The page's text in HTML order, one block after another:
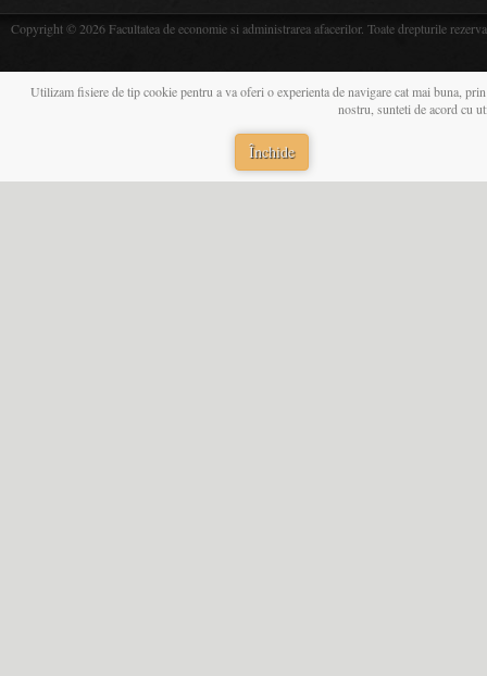
Copyright © 2026 Facultatea de economie si administrarea afacerilor. Toate drepturile
Utilizam fisiere de tip cookie pentru a va oferi o experienta de navigare cat mai buna,
nostru, sunteti de acord cu
Închide